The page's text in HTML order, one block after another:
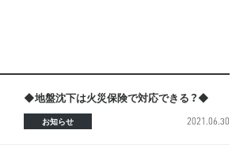
◆地盤沈下は火災保険で対応できる？◆
お知らせ 2021.06.30